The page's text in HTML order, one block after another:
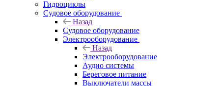
Гидроциклы
Судовое оборудование
Назад
Судовое оборудование
Электрооборудование
Назад
Электрооборудование
Аудио системы
Береговое питание
Выключатели массы